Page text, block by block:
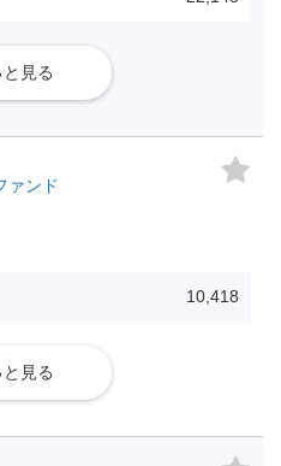
と見る
ァンド
10,418
と見る